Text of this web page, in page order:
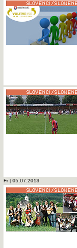
Fr | 05.07.2013